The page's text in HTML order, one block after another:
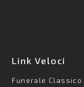
Link Veloci
Funerale Classico